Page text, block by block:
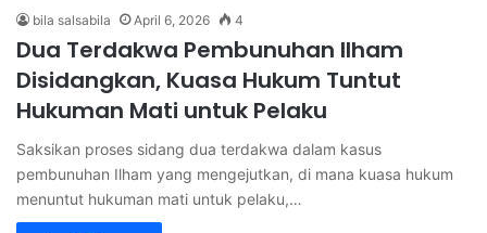
bila salsabila April 6, 2026 4
Dua Terdakwa Pembunuhan Ilham
Disidangkan, Kuasa Hukum Tuntut
Hukuman Mati untuk Pelaku
Saksikan proses sidang dua terdakwa dalam kasus
pembunuhan Ilham yang mengejutkan, di mana kuasa hukum
menuntut hukuman mati untuk pelaku,…